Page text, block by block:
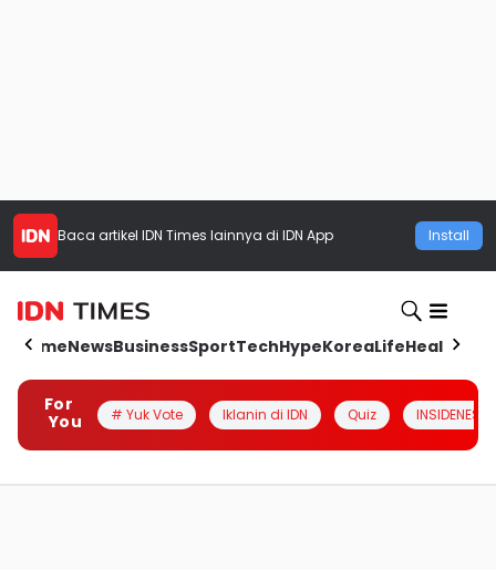
Baca artikel IDN Times lainnya di IDN App Install
HomeNewsBusinessSportTechHypeKoreaLifeHealth
For
You
# Yuk Vote Iklanin di IDN Quiz INSIDENESIA